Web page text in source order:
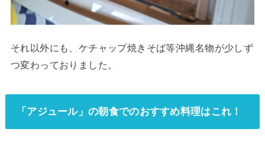
それ以外にも、ケチャップ焼きそば等沖縄名物が少しず
つ変わっておりました。
「アジュール」の朝食でのおすすめ料理はこれ！